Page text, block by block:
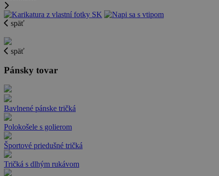
späť
späť
Pánsky tovar
Bavlnené pánske tričká
Polokošele s golierom
Športové priedušné tričká
Tričká s dlhým rukávom